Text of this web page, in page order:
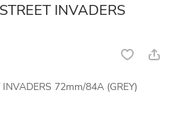
INVADERS
72mm/84A (GREY)